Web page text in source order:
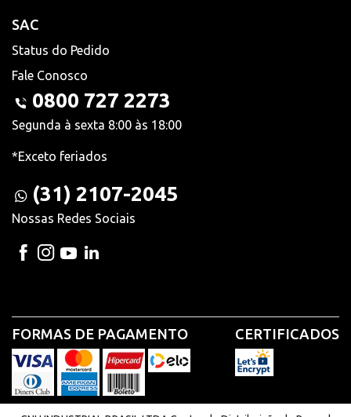
SAC
Status do Pedido
Fale Conosco
0800 727 2273
Segunda à sexta 8:00 às 18:00
*Exceto feriados
(31) 2107-2045
Nossas Redes Sociais
FORMAS DE PAGAMENTO CERTIFICADOS